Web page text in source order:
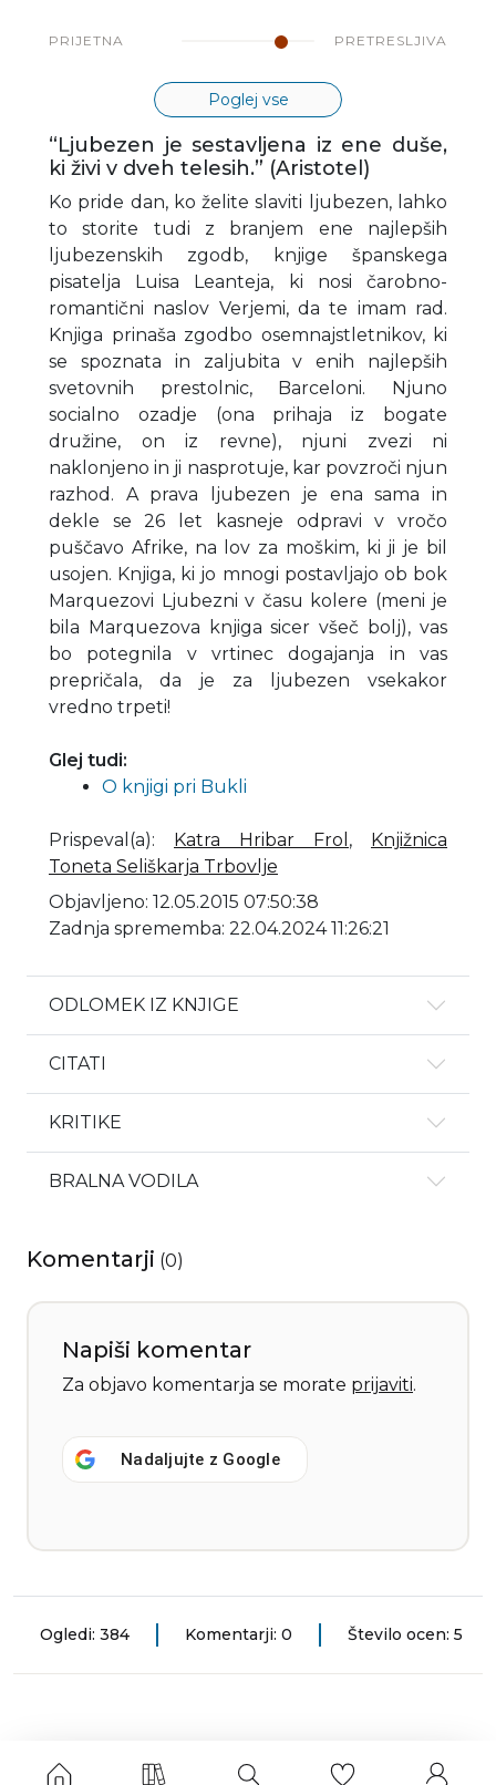
PRIJETNA PRETRESLJIVA
Poglej vse
“Ljubezen je sestavljena iz ene duše,
ki živi v dveh telesih.” (Aristotel)
Ko pride dan, ko želite slaviti ljubezen, lahko
to storite tudi z branjem ene najlepših
ljubezenskih zgodb, knjige španskega
pisatelja Luisa Leanteja, ki nosi čarobno-
romantični naslov Verjemi, da te imam rad.
Knjiga prinaša zgodbo osemnajstletnikov, ki
se spoznata in zaljubita v enih najlepših
svetovnih prestolnic, Barceloni. Njuno
socialno ozadje (ona prihaja iz bogate
družine, on iz revne), njuni zvezi ni
naklonjeno in ji nasprotuje, kar povzroči njun
razhod. A prava ljubezen je ena sama in
dekle se 26 let kasneje odpravi v vročo
puščavo Afrike, na lov za moškim, ki ji je bil
usojen. Knjiga, ki jo mnogi postavljajo ob bok
Marquezovi Ljubezni v času kolere (meni je
bila Marquezova knjiga sicer všeč bolj), vas
bo potegnila v vrtinec dogajanja in vas
prepričala, da je za ljubezen vsekakor
vredno trpeti!
Glej tudi:
O knjigi pri Bukli
Prispeval(a): Katra Hribar Frol ,
Knjižnica
Toneta Seliškarja Trbovlje
Objavljeno: 12.05.2015 07:50:38
Zadnja sprememba: 22.04.2024 11:26:21
ODLOMEK IZ KNJIGE
CITATI
KRITIKE
BRALNA VODILA
Komentarji (0)
Napiši komentar
Za objavo komentarja se morate prijaviti.
Nadaljujte z Google
Ogledi: 384 Komentarji: 0 Število ocen: 5